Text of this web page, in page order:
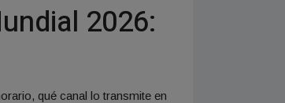
2026:
qué canal lo transmite en